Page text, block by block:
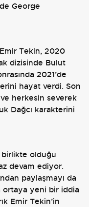
George
Tekin, 2020
dizisinde Bulut
2021’de
hayat verdi. Son
herkesin severek
Dağcı karakterini
birlikte olduğu
devam ediyor.
paylaşmayı da
ortaya yeni bir iddia
Emir Tekin’in